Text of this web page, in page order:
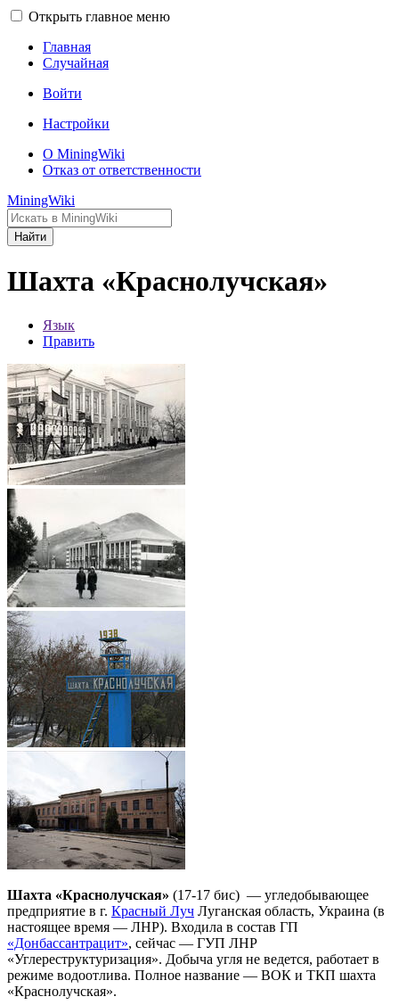
Открыть главное меню
Главная
Случайная
Войти
Настройки
О MiningWiki
Отказ от ответственности
MiningWiki
Найти
Шахта «Краснолучская»
Язык
Править
Шахта «Краснолучская» (17-17 бис) — угледобывающее
предприятие в г. Красный Луч Луганская область, Украина (в
настоящее время — ЛНР). Входила в состав ГП
«Донбассантрацит», сейчас — ГУП ЛНР
«Углереструктуризация». Добыча угля не ведется, работает в
режиме водоотлива. Полное название — ВОК и ТКП шахта
«Краснолучская».